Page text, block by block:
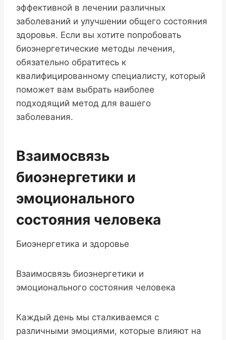
эффективной в лечении различных
заболеваний и улучшении общего состояния
здоровья. Если вы хотите попробовать
биоэнергетические методы лечения,
обязательно обратитесь к
квалифицированному специалисту, который
поможет вам выбрать наиболее
подходящий метод для вашего
заболевания.
Взаимосвязь
биоэнергетики и
эмоционального
состояния человека
Биоэнергетика и здоровье
Взаимосвязь биоэнергетики и
эмоционального состояния человека
Каждый день мы сталкиваемся с
различными эмоциями, которые влияют на